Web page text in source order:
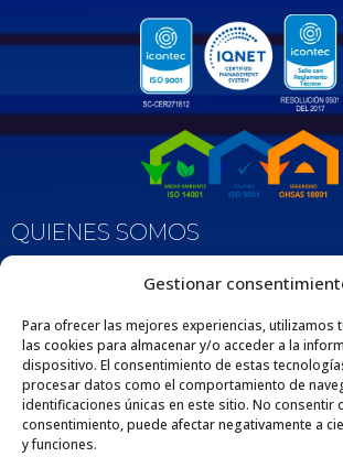
Gestionar
Para ofrecer las mejores experiencias, utilizamos
las cookies para almacenar y/o acceder a la
dispositivo. El consentimiento de estas
procesar datos como el comportamiento de
identificaciones únicas en este sitio. No consentir
consentimiento, puede afectar negativamente a
y funciones.
QUIENES SOMOS
a fabricar y comercializar tuberías y accesorios de
extensa trayectoria respalda nuestro compromiso con la
satisfacción de nuestros clientes por medio de nuestros